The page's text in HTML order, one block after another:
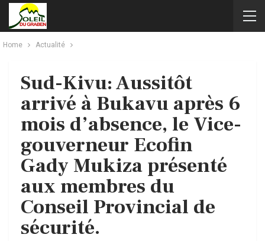
Home Actualité
Sud-Kivu: Aussitôt
arrivé à Bukavu après 6
mois d’absence, le Vice-
gouverneur Ecofin
Gady Mukiza présenté
aux membres du
Conseil Provincial de
sécurité.